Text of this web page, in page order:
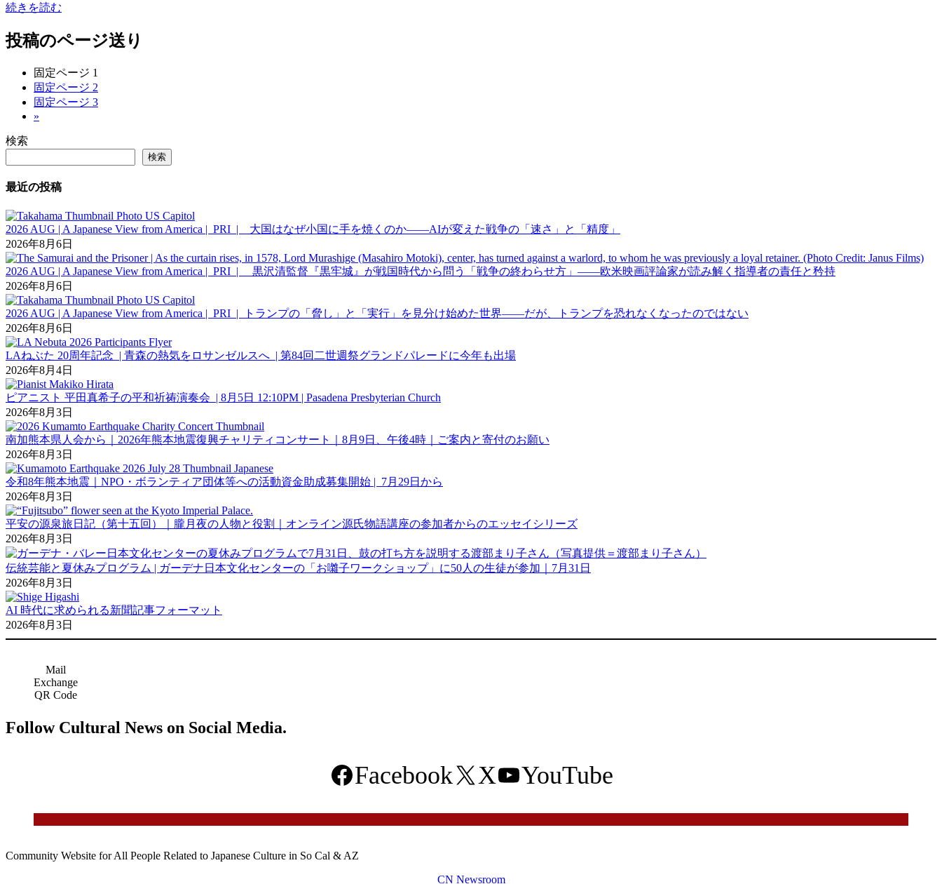
続きを読む
投稿のページ送り
固定ページ 1
固定ページ 2
固定ページ 3
»
検索
検索
最近の投稿
2026 AUG | A Japanese View from America | PRI | 大国はなぜ小国に手を焼くのか――AIが変えた戦争の「速さ」と「精度」
2026年8月6日
2026 AUG | A Japanese View from America | PRI | 黒沢清監督『黒牢城』が戦国時代から問う「戦争の終わらせ方」――欧米映画評論家が読み解く指導者の責任と矜持
2026年8月6日
2026 AUG | A Japanese View from America | PRI | トランプの「脅し」と「実行」を見分け始めた世界――だが、トランプを恐れなくなったのではない
2026年8月6日
LAねぶた 20周年記念 | 青森の熱気をロサンゼルスへ | 第84回二世週祭グランドパレードに今年も出場
2026年8月4日
ピアニスト 平田真希子の平和祈祷演奏会 | 8月5日 12:10PM | Pasadena Presbyterian Church
2026年8月3日
南加熊本県人会から｜2026年熊本地震復興チャリティコンサート｜8月9日、午後4時｜ご案内と寄付のお願い
2026年8月3日
令和8年熊本地震｜NPO・ボランティア団体等への活動資金助成募集開始 | 7月29日から
2026年8月3日
平安の源泉旅日記（第十五回）｜朧月夜の人物と役割｜オンライン源氏物語講座の参加者からのエッセイシリーズ
2026年8月3日
伝統芸能と夏休みプログラム | ガーデナ日本文化センターの「お囃子ワークショップ」に50人の生徒が参加｜7月31日
2026年8月3日
AI 時代に求められる新聞記事フォーマット
2026年8月3日
Mail
Exchange
QR Code
Follow Cultural News on Social Media.
Facebook X YouTube
Community Website for All People Related to Japanese Culture in So Cal & AZ
CN Newsroom